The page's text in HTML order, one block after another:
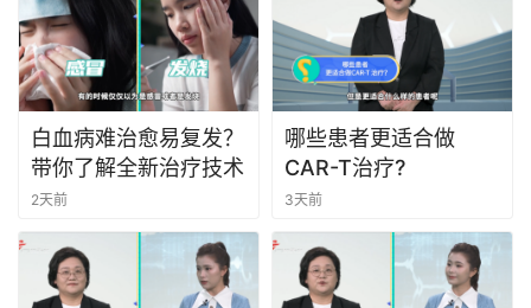
白血病难治愈易复发？
带你了解全新治疗技术
2天前
哪些患者更适合做
CAR-T治疗?
3天前